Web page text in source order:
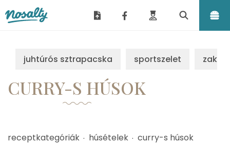
juhtúrós sztrapacska sportszelet
CURRY-S HÚSOK
receptkategóriák húsételek curry-s húsok